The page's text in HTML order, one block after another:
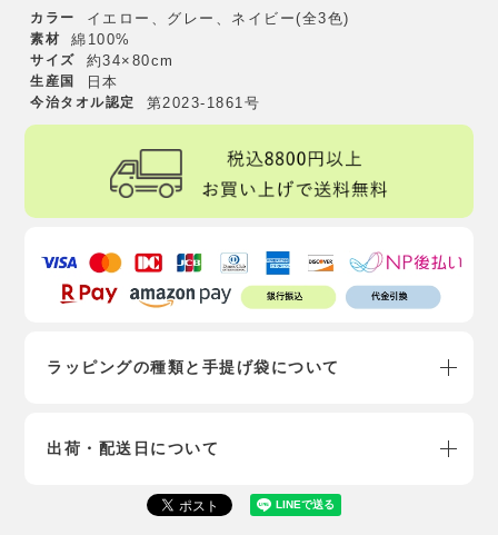
カラー イエロー、グレー、ネイビー(全3色)
素材 綿100%
サイズ 約34×80cm
生産国 日本
今治タオル認定 第2023-1861号
ラッピングの種類と手提げ袋について
出荷・配送日について